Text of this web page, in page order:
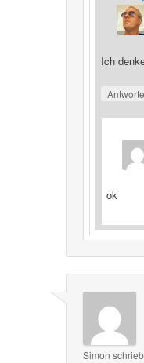
Ich
ok
Simon schrieb